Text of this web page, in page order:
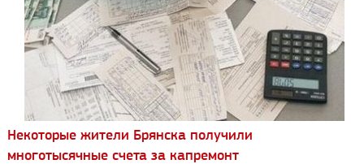
Некоторые жители Брянска получили
многотысячные счета за капремонт